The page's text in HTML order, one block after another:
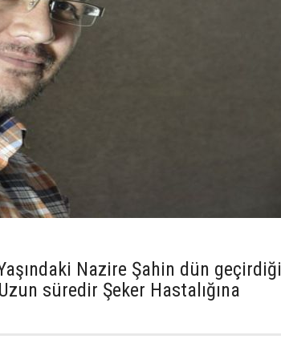
Nazire Şahin dün geçirdiği
süredir Şeker Hastalığına